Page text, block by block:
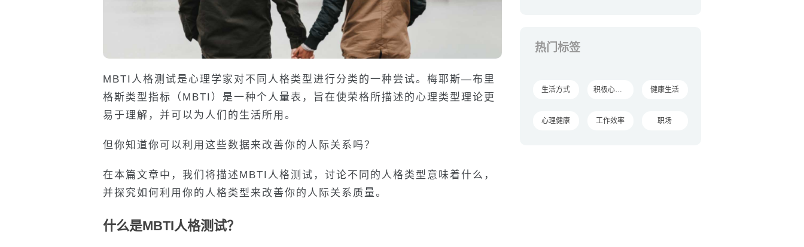
MBTI人格测试是心理学家对不同人格类型进行分类的一种尝试。梅耶斯—布里
格斯类型指标（MBTI）是一种个人量表，旨在使荣格所描述的心理类型理论更
易于理解，并可以为人们的生活所用。
但你知道你可以利用这些数据来改善你的人际关系吗？
在本篇文章中，我们将描述MBTI人格测试，讨论不同的人格类型意味着什么，
并探究如何利用你的人格类型来改善你的人际关系质量。
什么是MBTI人格测试？
热门标签
生活方式 积极心理学 健康生活
心理健康 工作效率 职场